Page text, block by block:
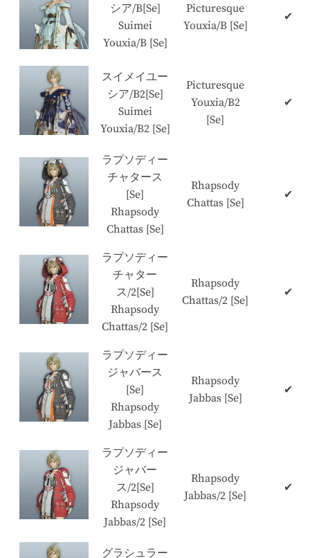
シア/B[Se]
Suimei
Youxia/B [Se]
Picturesque
Youxia/B [Se]
✔
スイメイユー
シア/B2[Se]
Suimei
Youxia/B2 [Se]
Picturesque
Youxia/B2
[Se]
✔
ラプソディー
チャタース
[Se]
Rhapsody
Chattas [Se]
Rhapsody
Chattas [Se]
✔
ラプソディー
チャター
ス/2[Se]
Rhapsody
Chattas/2 [Se]
Rhapsody
Chattas/2 [Se]
✔
ラプソディー
ジャバース
[Se]
Rhapsody
Jabbas [Se]
Rhapsody
Jabbas [Se]
✔
ラプソディー
ジャバー
ス/2[Se]
Rhapsody
Jabbas/2 [Se]
Rhapsody
Jabbas/2 [Se]
✔
グラシュラー